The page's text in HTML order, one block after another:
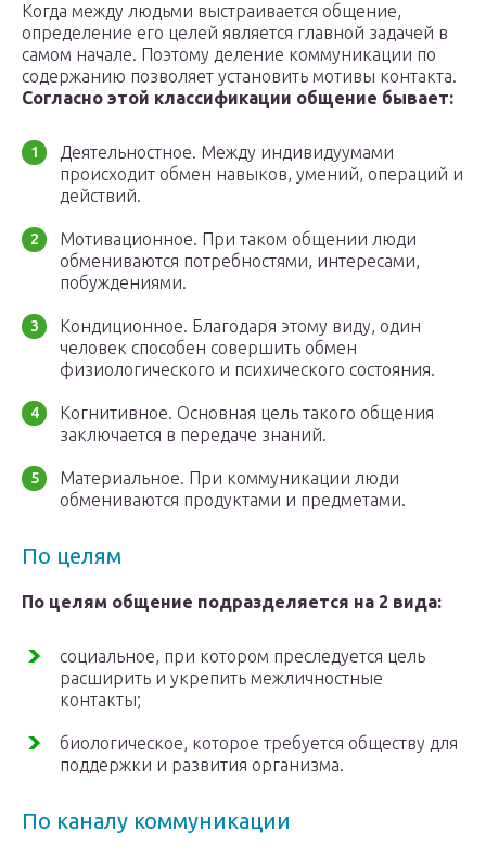
Когда между людьми выстраивается общение,
определение его целей является главной задачей в
самом начале. Поэтому деление коммуникации по
содержанию позволяет установить мотивы контакта.
Согласно этой классификации общение бывает:
Деятельностное. Между индивидуумами
происходит обмен навыков, умений, операций и
действий.
Мотивационное. При таком общении люди
обмениваются потребностями, интересами,
побуждениями.
Кондиционное. Благодаря этому виду, один
человек способен совершить обмен
физиологического и психического состояния.
Когнитивное. Основная цель такого общения
заключается в передаче знаний.
Материальное. При коммуникации люди
обмениваются продуктами и предметами.
По целям
По целям общение подразделяется на 2 вида:
социальное, при котором преследуется цель
расширить и укрепить межличностные
контакты;
биологическое, которое требуется обществу для
поддержки и развития организма.
По каналу коммуникации